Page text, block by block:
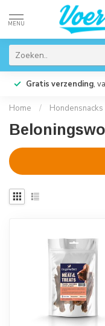
MENU
Gratis verzending,
Home / Hondensnacks